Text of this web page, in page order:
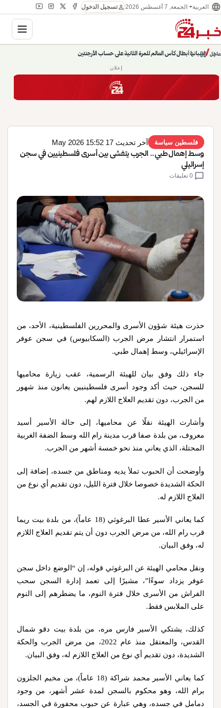
language العربية الجمعة, 7 أغسطس 2026 personتسجيل الدخول
عاجل/
إسبانيا أبطال كأس العالم للمرة الثانية على حساب الأرجنتين
chevron_right
pause
chevron_left
إعلان
فلسطين سياسة آخر تحديث 17 May 2026 15:52
وسط إهمال طبي.. الجرب يتفشى بين أسرى فلسطينيين في سجن
إسرائيلي
chat_bubble
حذرت هيئة شؤون الأسرى والمحررين الفلسطينية، الأحد، من
استمرار انتشار مرض الجرب (السكابيوس) في سجن عوفر
الإسرائيلي، وسط إهمال طبي.
جاء ذلك وفق بيان للهيئة الرسمية، عقب زيارة محاميها
للسجن، حيث أكد وجود أسرى فلسطينيين يعانون منذ شهور
من الجرب، دون تقديم العلاج اللازم لهم.
وأشارت الهيئة نقلًا عن محاميها، إلى حالة الأسير أسيد
معروف، من بلدة صفا قرب مدينة رام الله وسط الضفة الغربية
المحتلة، الذي يعاني منذ نحو خمسة أشهر من الجرب.
وأوضحت أن الحبوب تملأ يديه ومناطق من جسده، إضافة إلى
الحكة الشديدة خصوصا خلال فترة الليل، دون تقديم أي نوع من
العلاج اللازم له.
كما يعاني الأسير عطا البرغوثي (18 عاماً)، من بلدة بيت ريما
قرب رام الله، من مرض الجرب دون أن يتم تقديم العلاج اللازم
له، وفق البيان.
ونقل محامي الهيئة عن البرغوثي قوله، إن “الوضع داخل سجن
عوفر يزداد سوءًا”، مشيرًا إلى تعمد إدارة السجن سحب
الفراش من الأسرى خلال فترة النوم، ما يضطرهم إلى النوم
على الملابس فقط.
كذلك، يشتكي الأسير فارس مره، من بلدة بيت دقو شمال
القدس، والمعتقل منذ عام 2022، من مرض الجرب والحكة
الشديدة، دون تقديم أي نوع من العلاج اللازم له، وفق البيان.
كما يعاني الأسير محمد شراكة (18 عاماً)، من مخيم الجلزون
برام الله، وهو محكوم بالسجن لمدة عشر أشهر، من وجود
دمامل في جسده، وهي عبارة عن حبوب محفورة في الجسد،